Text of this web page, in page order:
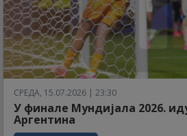
СРЕДА, 15.07.2026 | 23:30
У финале Мундијала 2026.
Аргентина